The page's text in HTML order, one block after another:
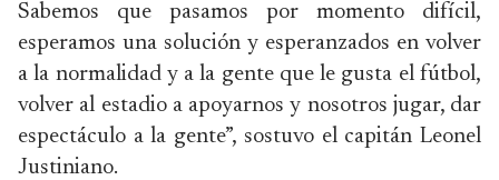
Sabemos que pasamos por momento difícil,
esperamos una solución y esperanzados en volver
a la normalidad y a la gente que le gusta el fútbol,
volver al estadio a apoyarnos y nosotros jugar, dar
espectáculo a la gente”, sostuvo el capitán Leonel
Justiniano.